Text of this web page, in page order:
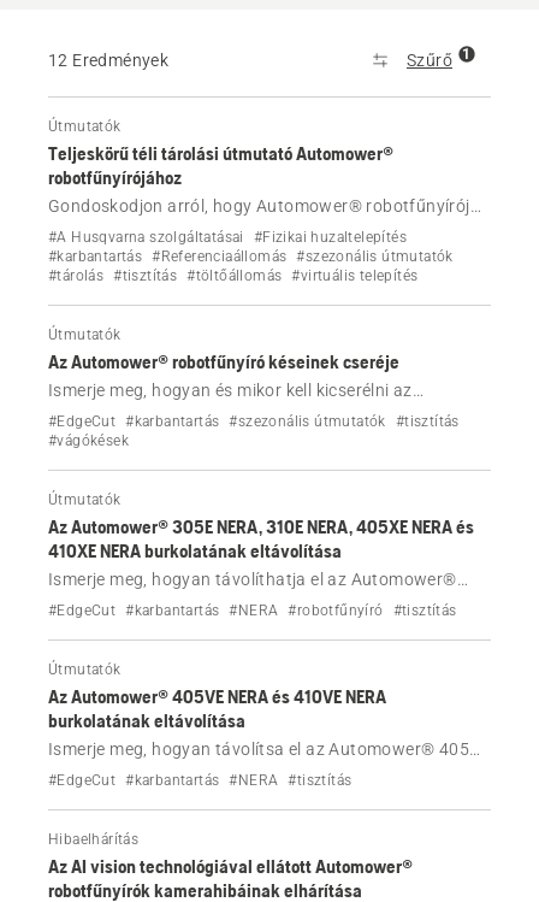
12 Eredmények Szűrő 1
Útmutatók
Teljeskörű téli tárolási útmutató Automower®
robotfűnyírójához
Gondoskodjon arról, hogy Automower® robotfűnyírója
készen álljon a télre a megfelelő tárolásra,
karbantartásra és márkakereskedői szolgáltatásokra
vonatkozó útmutatónk alapján, hogy megvédje
fűnyíróját tavaszig.
#A Husqvarna szolgáltatásai
#Fizikai huzaltelepítés
#karbantartás #Referenciaállomás
#szezonális útmutatók
#tárolás #tisztítás #töltőállomás #virtuális telepítés
Útmutatók
Az Automower® robotfűnyíró késeinek cseréje
Ismerje meg, hogyan és mikor kell kicserélni az
Automower® robotfűnyíró vágókéseit EdgeCut
funkcióval és anélkül.
#EdgeCut #karbantartás #szezonális útmutatók
#tisztítás
#vágókések
Útmutatók
Az Automower® 305E NERA, 310E NERA, 405XE NERA és
410XE NERA burkolatának eltávolítása
Ismerje meg, hogyan távolíthatja el az Automower®
305E NERA, 310E NERA, 405XE NERA és 410XE NERA
#EdgeCut #karbantartás #NERA #robotfűnyíró #tisztítás
Útmutatók
Az Automower® 405VE NERA és 410VE NERA
burkolatának eltávolítása
Ismerje meg, hogyan távolítsa el az Automower® 405VE
NERA és 410VE NERA robotfűnyíró burkolatát, például
#EdgeCut #karbantartás #NERA #tisztítás
Hibaelhárítás
Az AI vision technológiával ellátott Automower®
robotfűnyírók kamerahibáinak elhárítása